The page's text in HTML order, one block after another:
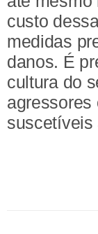
custo
medidas
danos. É
cultura do
agressores
suscetíveis